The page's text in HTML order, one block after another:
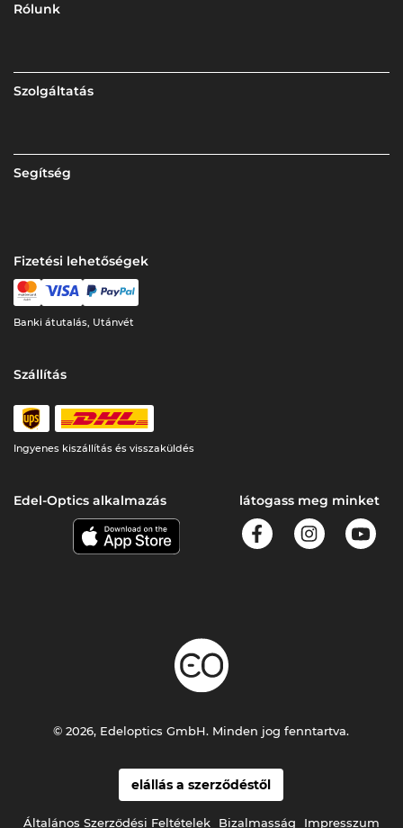
Rólunk
Szolgáltatás
Segítség
Fizetési lehetőségek
Banki átutalás, Utánvét
Szállítás
Ingyenes kiszállítás és visszaküldés
Edel-Optics alkalmazás látogass meg minket
elállás a szerződéstől
Általános Szerződési Feltételek Bizalmasság Impresszum
© 2026, Edeloptics GmbH. Minden jog fenntartva.